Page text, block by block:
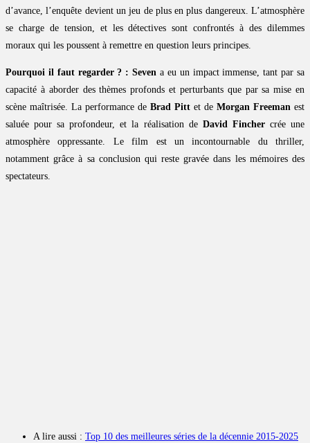
d’avance, l’enquête devient un jeu de plus en plus dangereux. L’atmosphère
se charge de tension, et les détectives sont confrontés à des dilemmes
moraux qui les poussent à remettre en question leurs principes.
Pourquoi il faut regarder ? : Seven a eu un impact immense, tant par sa
capacité à aborder des thèmes profonds et perturbants que par sa mise en
scène maîtrisée. La performance de Brad Pitt et de Morgan Freeman est
saluée pour sa profondeur, et la réalisation de David Finchercrée une
atmosphère oppressante. Le film est un incontournable du thriller,
notamment grâce à sa conclusion qui reste gravée dans les mémoires des
spectateurs.
A lire aussi : Top 10 des meilleures séries de la décennie 2015-2025